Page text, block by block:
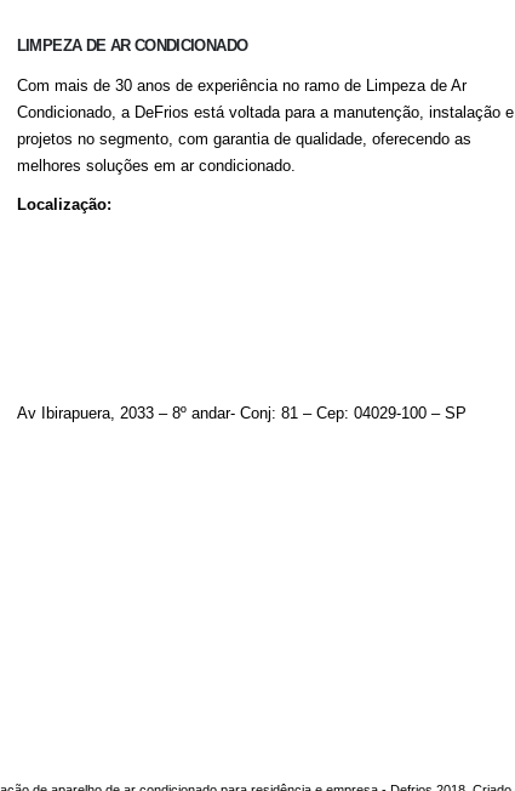
LIMPEZA DE AR CONDICIONADO
Com mais de 30 anos de experiência no ramo de Limpeza de Ar
Condicionado, a DeFrios está voltada para a manutenção, instalação e
projetos no segmento, com garantia de qualidade, oferecendo as
melhores soluções em ar condicionado.
Localização:
Av Ibirapuera, 2033 – 8º andar- Conj: 81 – Cep: 04029-100 – SP